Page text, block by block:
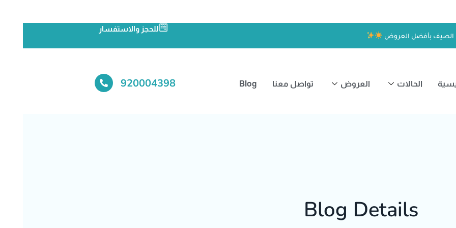
الصيف بأفضل العروض
للحجز والاستفسار
الحالات العروض تواصل معنا Blog
920004398
Blog Details